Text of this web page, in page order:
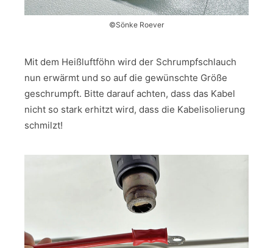
©Sönke Roever
Mit dem Heißluftföhn wird der Schrumpfschlauch
nun erwärmt und so auf die gewünschte Größe
geschrumpft. Bitte darauf achten, dass das Kabel
nicht so stark erhitzt wird, dass die Kabelisolierung
schmilzt!